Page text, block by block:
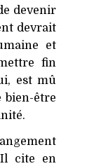
devenir
devrait
et
fin
est mû
bien-être
cite en